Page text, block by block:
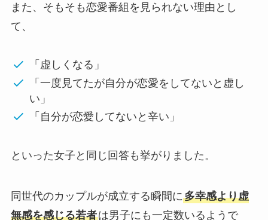
また、そもそも恋愛番組を見られない理由とし
て、
「虚しくなる」
「一度見てたが自分が恋愛をしてないと虚し
い」
「自分が恋愛してないと辛い」
といった女子と同じ回答も挙がりました。
同世代のカップルが成立する瞬間に多幸感より虚
無感を感じる若者は男子にも一定数いるようで